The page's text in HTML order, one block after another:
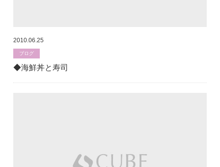
2010.06.25
ブログ
◆海鮮丼と寿司